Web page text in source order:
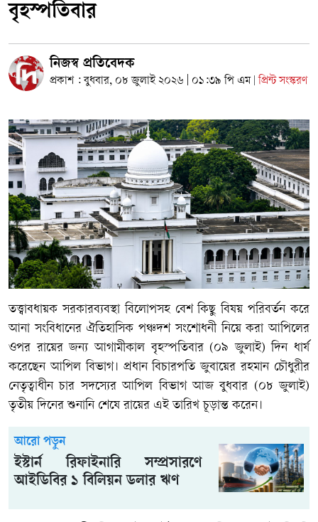
বৃহস্পতিবার
নিজস্ব প্রতিবেদক
প্রকাশ : বুধবার, ০৮ জুলাই ২০২৬ | ০১:৩৯ পি এম প্রিন্ট সংস্করণ
তত্ত্বাবধায়ক সরকারব্যবস্থা বিলোপসহ বেশ কিছু বিষয় পরিবর্তন করে
আনা সংবিধানের ঐতিহাসিক পঞ্চদশ সংশোধনী নিয়ে করা আপিলের
ওপর রায়ের জন্য আগামীকাল বৃহস্পতিবার (০৯ জুলাই) দিন ধার্য
করেছেন আপিল বিভাগ। প্রধান বিচারপতি জুবায়ের রহমান চৌধুরীর
নেতৃত্বাধীন চার সদস্যের আপিল বিভাগ আজ বুধবার (০৮ জুলাই)
তৃতীয় দিনের শুনানি শেষে রায়ের এই তারিখ চূড়ান্ত করেন।
আরো পড়ুন
ইস্টার্ন রিফাইনারি সম্প্রসারণে
আইডিবির ১ বিলিয়ন ডলার ঋণ